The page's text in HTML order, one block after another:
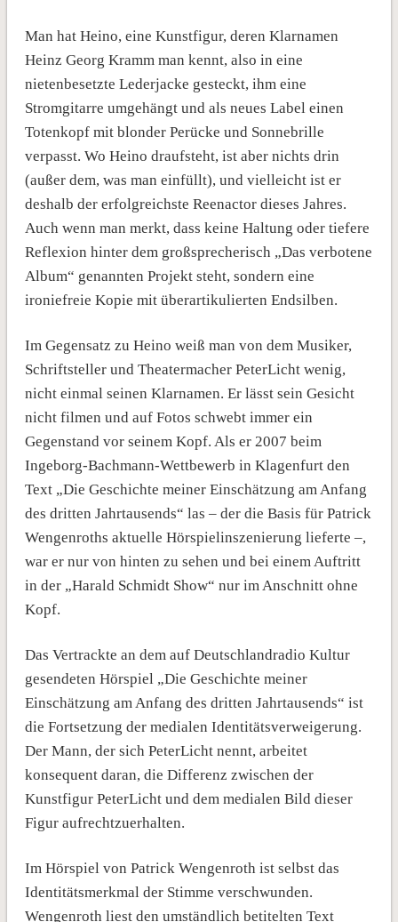
Man hat Heino, eine Kunstfigur, deren Klarnamen
Heinz Georg Kramm man kennt, also in eine
nietenbesetzte Lederjacke gesteckt, ihm eine
Stromgitarre umgehängt und als neues Label einen
Totenkopf mit blonder Perücke und Sonnebrille
verpasst. Wo Heino draufsteht, ist aber nichts drin
(außer dem, was man einfüllt), und vielleicht ist er
deshalb der erfolgreichste Reenactor dieses Jahres.
Auch wenn man merkt, dass keine Haltung oder tiefere
Reflexion hinter dem großsprecherisch „Das verbotene
Album“ genannten Projekt steht, sondern eine
ironiefreie Kopie mit überartikulierten Endsilben.
Im Gegensatz zu Heino weiß man von dem Musiker,
Schriftsteller und Theatermacher PeterLicht wenig,
nicht einmal seinen Klarnamen. Er lässt sein Gesicht
nicht filmen und auf Fotos schwebt immer ein
Gegenstand vor seinem Kopf. Als er 2007 beim
Ingeborg-Bachmann-Wettbewerb in Klagenfurt den
Text „Die Geschichte meiner Einschätzung am Anfang
des dritten Jahrtausends“ las – der die Basis für Patrick
Wengenroths aktuelle Hörspielinszenierung lieferte –,
war er nur von hinten zu sehen und bei einem Auftritt
in der „Harald Schmidt Show“ nur im Anschnitt ohne
Kopf.
Das Vertrackte an dem auf Deutschlandradio Kultur
gesendeten Hörspiel „Die Geschichte meiner
Einschätzung am Anfang des dritten Jahrtausends“ ist
die Fortsetzung der medialen Identitätsverweigerung.
Der Mann, der sich PeterLicht nennt, arbeitet
konsequent daran, die Differenz zwischen der
Kunstfigur PeterLicht und dem medialen Bild dieser
Figur aufrechtzuerhalten.
Im Hörspiel von Patrick Wengenroth ist selbst das
Identitätsmerkmal der Stimme verschwunden.
Wengenroth liest den umständlich betitelten Text